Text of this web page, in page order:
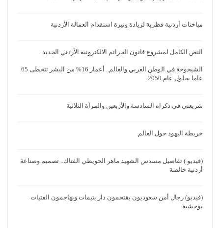
مباحثات أردنية قطرية لزيادة وتيرة استقدام العمالة الأردنية
النص الكامل لمشروع قانون الجرائم الالكترونية الأردني الجديد
الشيخوخة في الوطن العربي والعالم.. أعمار 16% من البشر تتخطى 65
عاما بحلول عام 2050
شريعتي في ذكراه السادسة والأربعين والمرآة الثلاثية
خريطة اليهود حول العالم
(فيديو ) تفاصيل مسدس الشهيد ماهر الحويطي الفتاك.. تصميم وصناعة
أردنية خالصة
(فيديو) رجال أمن سعوديون يقتحمون دار يتيمات ويهاجمون الفتيات
بوحشية